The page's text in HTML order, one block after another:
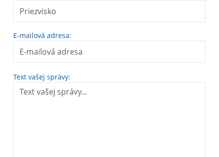
E-mailová adresa:
Text vašej správy: